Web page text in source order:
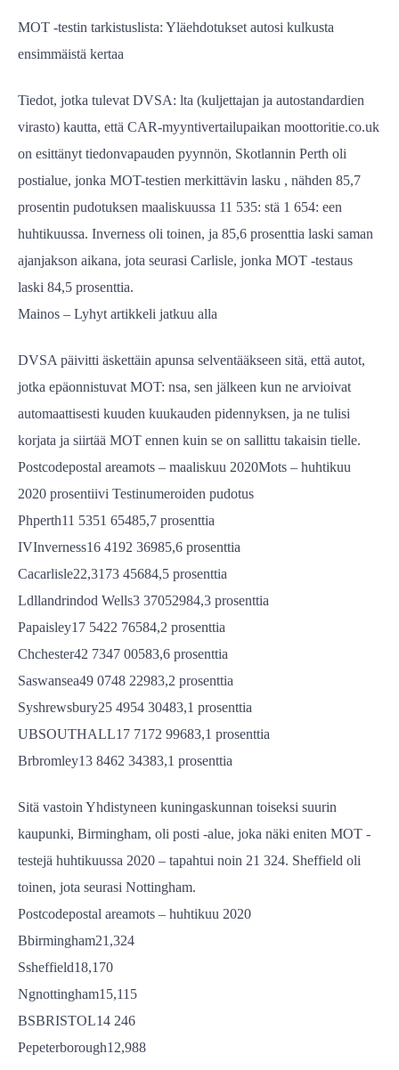
MOT -testin tarkistuslista: Yläehdotukset autosi kulkusta
ensimmäistä kertaa
Tiedot, jotka tulevat DVSA: lta (kuljettajan ja autostandardien
virasto) kautta, että CAR-myyntivertailupaikan moottoritie.co.uk
on esittänyt tiedonvapauden pyynnön, Skotlannin Perth oli
postialue, jonka MOT-testien merkittävin lasku , nähden 85,7
prosentin pudotuksen maaliskuussa 11 535: stä 1 654: een
huhtikuussa. Inverness oli toinen, ja 85,6 prosenttia laski saman
ajanjakson aikana, jota seurasi Carlisle, jonka MOT -testaus
laski 84,5 prosenttia.
Mainos – Lyhyt artikkeli jatkuu alla
DVSA päivitti äskettäin apunsa selventääkseen sitä, että autot,
jotka epäonnistuvat MOT: nsa, sen jälkeen kun ne arvioivat
automaattisesti kuuden kuukauden pidennyksen, ja ne tulisi
korjata ja siirtää MOT ennen kuin se on sallittu takaisin tielle.
Postcodepostal areamots – maaliskuu 2020Mots – huhtikuu
2020 prosentiivi Testinumeroiden pudotus
Phperth11 5351 65485,7 prosenttia
IVInverness16 4192 36985,6 prosenttia
Cacarlisle22,3173 45684,5 prosenttia
Ldllandrindod Wells3 37052984,3 prosenttia
Papaisley17 5422 76584,2 prosenttia
Chchester42 7347 00583,6 prosenttia
Saswansea49 0748 22983,2 prosenttia
Syshrewsbury25 4954 30483,1 prosenttia
UBSOUTHALL17 7172 99683,1 prosenttia
Brbromley13 8462 34383,1 prosenttia
Sitä vastoin Yhdistyneen kuningaskunnan toiseksi suurin
kaupunki, Birmingham, oli posti -alue, joka näki eniten MOT -
testejä huhtikuussa 2020 – tapahtui noin 21 324. Sheffield oli
toinen, jota seurasi Nottingham.
Postcodepostal areamots – huhtikuu 2020
Bbirmingham21,324
Ssheffield18,170
Ngnottingham15,115
BSBRISTOL14 246
Pepeterborough12,988